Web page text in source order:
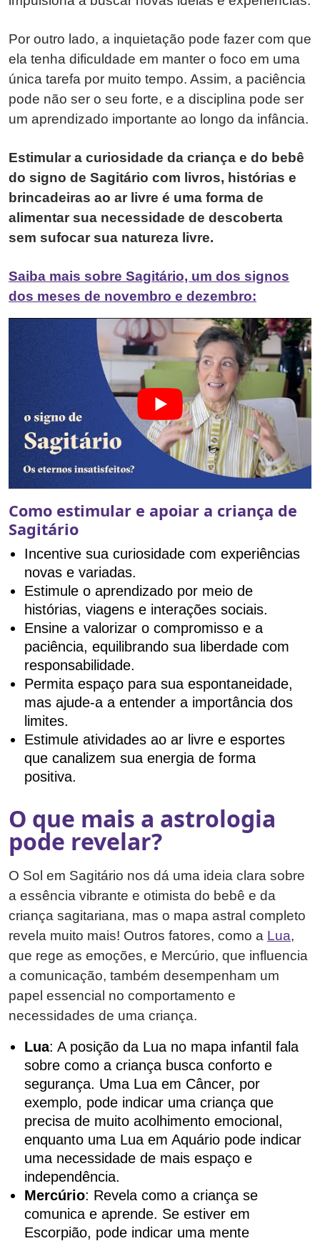
Por outro lado, a inquietação pode fazer com que
ela tenha dificuldade em manter o foco em uma
única tarefa por muito tempo. Assim, a paciência
pode não ser o seu forte, e a disciplina pode ser
um aprendizado importante ao longo da infância.
Estimular a curiosidade da criança e do bebê
do signo de Sagitário com livros, histórias e
brincadeiras ao ar livre é uma forma de
alimentar sua necessidade de descoberta
sem sufocar sua natureza livre.
Saiba mais sobre Sagitário, um dos signos
dos meses de novembro e dezembro:
Como estimular e apoiar a criança de
Sagitário
Incentive sua curiosidade com experiências
novas e variadas.
Estimule o aprendizado por meio de
histórias, viagens e interações sociais.
Ensine a valorizar o compromisso e a
paciência, equilibrando sua liberdade com
responsabilidade.
Permita espaço para sua espontaneidade,
mas ajude-a a entender a importância dos
limites.
Estimule atividades ao ar livre e esportes
que canalizem sua energia de forma
positiva.
O que mais a astrologia
pode revelar?
O Sol em Sagitário nos dá uma ideia clara sobre
a essência vibrante e otimista do bebê e da
criança sagitariana, mas o mapa astral completo
revela muito mais! Outros fatores, como a Lua,
que rege as emoções, e Mercúrio, que influencia
a comunicação, também desempenham um
papel essencial no comportamento e
necessidades de uma criança.
Lua: A posição da Lua no mapa infantil fala
sobre como a criança busca conforto e
segurança. Uma Lua em Câncer, por
exemplo, pode indicar uma criança que
precisa de muito acolhimento emocional,
enquanto uma Lua em Aquário pode indicar
uma necessidade de mais espaço e
independência.
Mercúrio: Revela como a criança se
comunica e aprende. Se estiver em
Escorpião, pode indicar uma mente